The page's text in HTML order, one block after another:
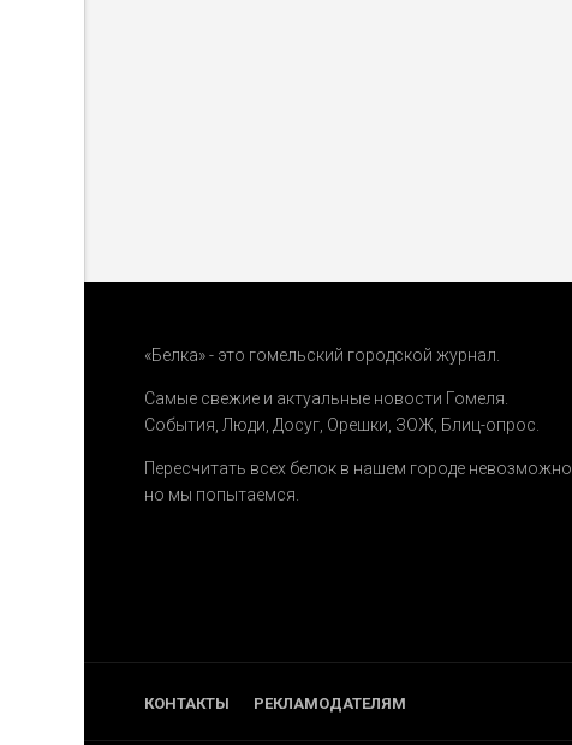
«Белка» - это гомельский городской журнал.
Самые свежие и актуальные новости Гомеля.
События Люди Досуг Орешки ЗОЖ Блиц-опрос
Пересчитать всех белок в нашем городе невозможно,
но мы попытаемся.
КОНТАКТЫ РЕКЛАМОДАТЕЛЯМ